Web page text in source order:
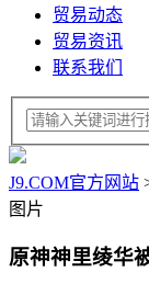
贸易动态
贸易资讯
联系我们
J9.COM官方网站
图片
原神神里绫华